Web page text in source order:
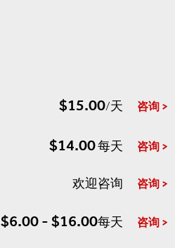
$15.00/天 咨询
$14.00每天 咨询
欢迎咨询 咨询
$6.00 - $16.00每天 咨询